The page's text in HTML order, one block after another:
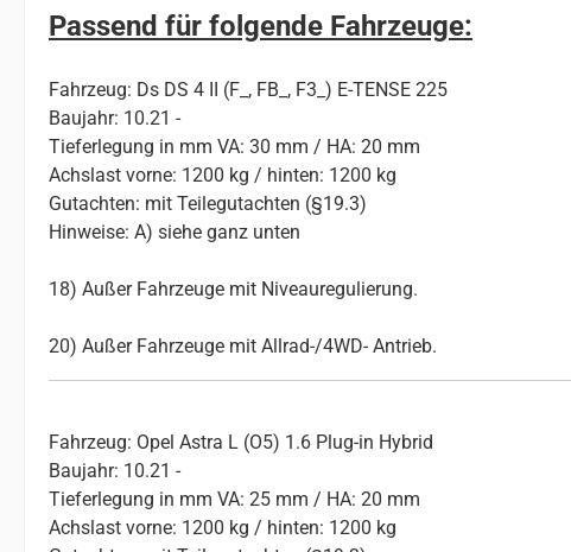
Passend für folgende Fahrzeuge:
Fahrzeug: Ds DS 4 II (F_, FB_, F3_) E-TENSE 225
Baujahr: 10.21 -
Tieferlegung in mm VA: 30 mm / HA: 20 mm
Achslast vorne: 1200 kg / hinten: 1200 kg
Gutachten: mit Teilegutachten (§19.3)
Hinweise: A) siehe ganz unten
18) Außer Fahrzeuge mit Niveauregulierung.
20) Außer Fahrzeuge mit Allrad-/4WD- Antrieb.
Fahrzeug: Opel Astra L (O5) 1.6 Plug-in Hybrid
Baujahr: 10.21 -
Tieferlegung in mm VA: 25 mm / HA: 20 mm
Achslast vorne: 1200 kg / hinten: 1200 kg